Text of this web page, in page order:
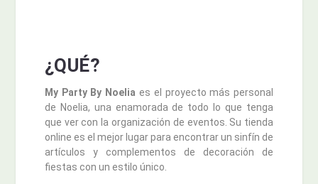
¿QUÉ?
My Party By Noelia es el proyecto más personal
de Noelia, una enamorada de todo lo que tenga
que ver con la organización de eventos. Su tienda
online es el mejor lugar para encontrar un sinfín de
artículos y complementos de decoración de
fiestas con un estilo único.